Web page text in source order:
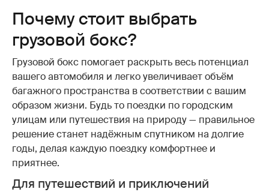
Почему стоит выбрать
грузовой бокс?
Грузовой бокс помогает раскрыть весь потенциал
вашего автомобиля и легко увеличивает объём
багажного пространства в соответствии с вашим
образом жизни. Будь то поездки по городским
улицам или путешествия на природу — правильное
решение станет надёжным спутником на долгие
годы, делая каждую поездку комфортнее и
приятнее.
Для путешествий и приключений